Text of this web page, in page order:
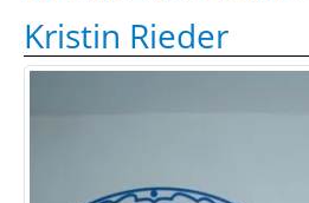
Kristin Rieder